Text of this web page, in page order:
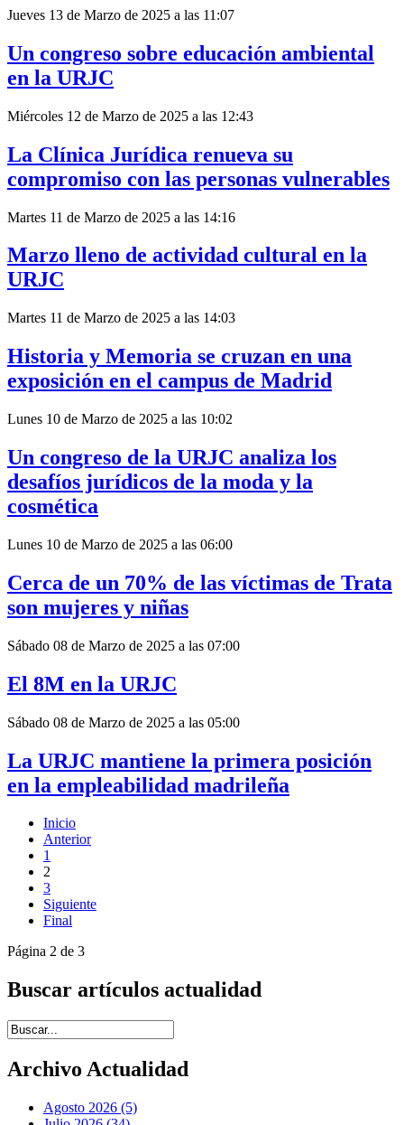
Jueves 13 de Marzo de 2025 a las 11:07
Un congreso sobre educación ambiental
en la URJC
Miércoles 12 de Marzo de 2025 a las 12:43
La Clínica Jurídica renueva su
compromiso con las personas vulnerables
Martes 11 de Marzo de 2025 a las 14:16
Marzo lleno de actividad cultural en la
URJC
Martes 11 de Marzo de 2025 a las 14:03
Historia y Memoria se cruzan en una
exposición en el campus de Madrid
Lunes 10 de Marzo de 2025 a las 10:02
Un congreso de la URJC analiza los
desafíos jurídicos de la moda y la
cosmética
Lunes 10 de Marzo de 2025 a las 06:00
Cerca de un 70% de las víctimas de Trata
son mujeres y niñas
Sábado 08 de Marzo de 2025 a las 07:00
El 8M en la URJC
Sábado 08 de Marzo de 2025 a las 05:00
La URJC mantiene la primera posición
en la empleabilidad madrileña
Inicio
Anterior
1
2
3
Siguiente
Final
Página 2 de 3
Buscar artículos actualidad
Introduce términos de búsqueda
Archivo Actualidad
Agosto 2026 (5)